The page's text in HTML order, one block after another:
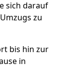
sich darauf
zu
bis hin zur
in